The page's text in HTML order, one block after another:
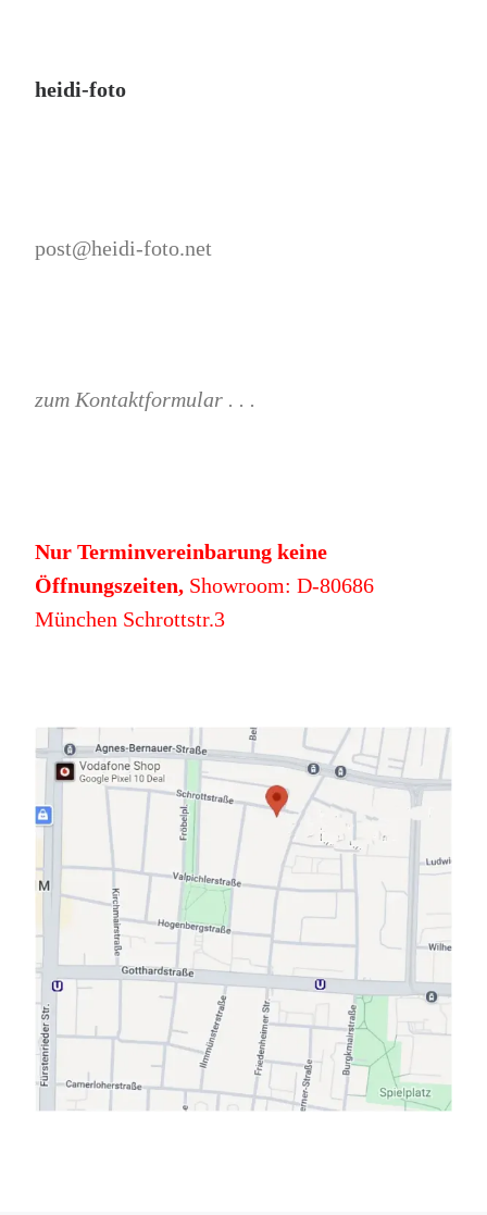
heidi-foto
post@heidi-foto.net
zum Kontaktformular . . .
Nur Terminvereinbarung keine
Öffnungszeiten,Showroom: D-80686
München Schrottstr.3